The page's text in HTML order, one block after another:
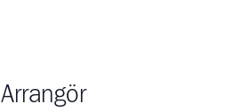
Arrangör